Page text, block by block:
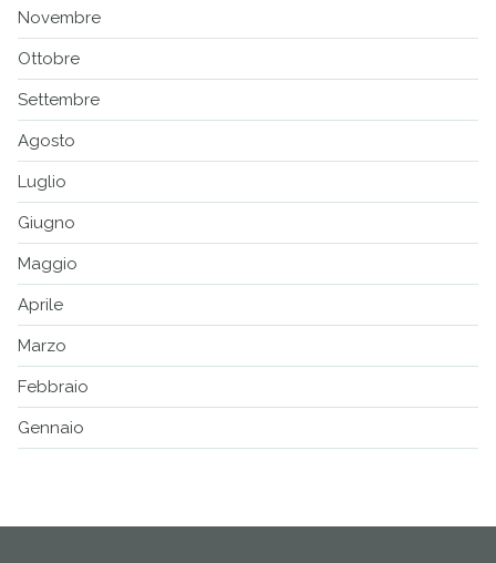
Novembre
Ottobre
Settembre
Agosto
Luglio
Giugno
Maggio
Aprile
Marzo
Febbraio
Gennaio